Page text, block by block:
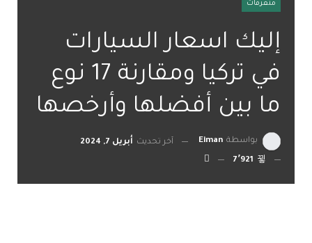
متفرقات
إليك اسعار السيارات
في تركيا ومقارنة 17 نوع
ما بين أفضلها وأرخصها
بواسطة Eiman آخر تحديث أبريل 7, 2024